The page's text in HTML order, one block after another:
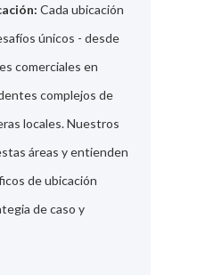
Cada ubicación
únicos - desde
comerciales en
complejos de
locales. Nuestros
áreas y entienden
de ubicación
de caso y